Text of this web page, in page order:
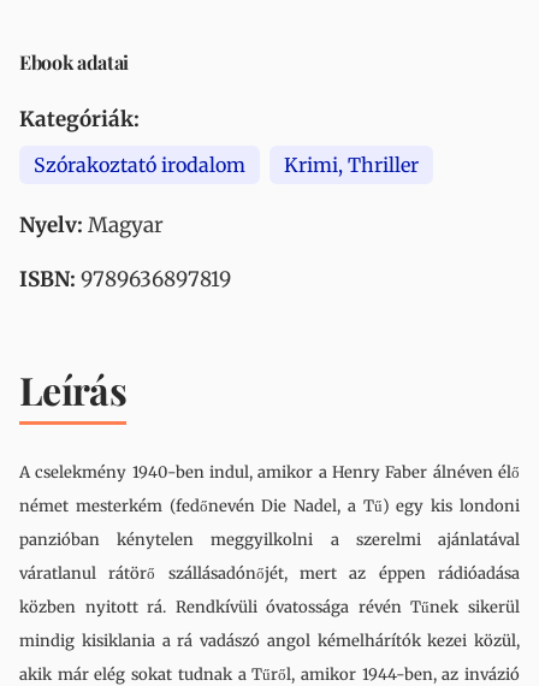
Ebook adatai
Kategóriák:
Szórakoztató irodalom Krimi, Thriller
Nyelv: Magyar
ISBN: 9789636897819
Leírás
A cselekmény 1940-ben indul, amikor a Henry Faber álnéven élő
német mesterkém (fedőnevén Die Nadel, a Tű) egy kis londoni
panzióban kénytelen meggyilkolni a szerelmi ajánlatával
váratlanul rátörő szállásadónőjét, mert az éppen rádióadása
közben nyitott rá. Rendkívüli óvatossága révén Tűnek sikerül
mindig kisiklania a rá vadászó angol kémelhárítók kezei közül,
akik már elég sokat tudnak a Tűről, amikor 1944-ben, az invázió